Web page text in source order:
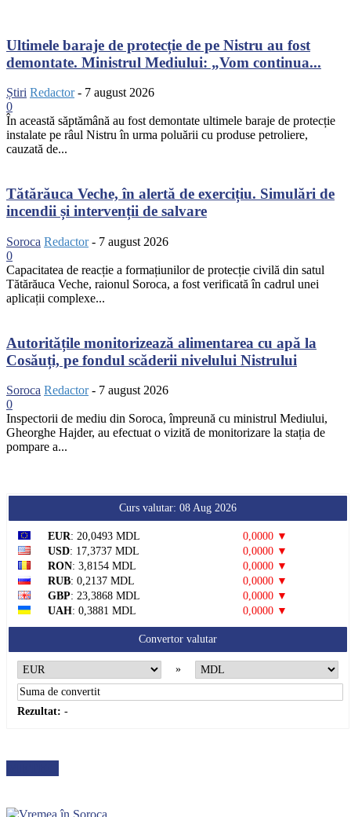
Ultimele baraje de protecție de pe Nistru au fost
demontate. Ministrul Mediului: „Vom continua...
Știri Redactor - 7 august 2026
0
În această săptămână au fost demontate ultimele baraje de protecție
instalate pe râul Nistru în urma poluării cu produse petroliere,
cauzată de...
Tătărăuca Veche, în alertă de exercițiu. Simulări de
incendii și intervenții de salvare
Soroca Redactor - 7 august 2026
0
Capacitatea de reacție a formațiunilor de protecție civilă din satul
Tătărăuca Veche, raionul Soroca, a fost verificată în cadrul unei
aplicații complexe...
Autoritățile monitorizează alimentarea cu apă la
Cosăuți, pe fondul scăderii nivelului Nistrului
Soroca Redactor - 7 august 2026
0
Inspectorii de mediu din Soroca, împreună cu ministrul Mediului,
Gheorghe Hajder, au efectuat o vizită de monitorizare la stația de
pompare a...
Curs valutar: 08 Aug 2026
EUR: 20,0493 MDL
0,0000 ▼
USD: 17,3737 MDL
0,0000 ▼
RON: 3,8154 MDL
0,0000 ▼
RUB: 0,2137 MDL
0,0000 ▼
GBP: 23,3868 MDL
0,0000 ▼
UAH: 0,3881 MDL 0,0000 ▼
Convertor valutar
»
Rezultat: -